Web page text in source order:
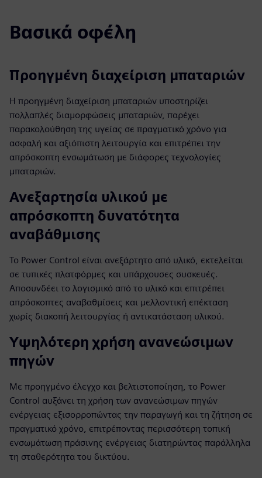
Βασικά οφέλη
Προηγμένη διαχείριση μπαταριών
Η προηγμένη διαχείριση μπαταριών υποστηρίζει
πολλαπλές διαμορφώσεις μπαταριών, παρέχει
παρακολούθηση της υγείας σε πραγματικό χρόνο για
ασφαλή και αξιόπιστη λειτουργία και επιτρέπει την
απρόσκοπτη ενσωμάτωση με διάφορες τεχνολογίες
μπαταριών.
Ανεξαρτησία υλικού με
απρόσκοπτη δυνατότητα
αναβάθμισης
Το Power Control είναι ανεξάρτητο από υλικό, εκτελείται
σε τυπικές πλατφόρμες και υπάρχουσες συσκευές.
Αποσυνδέει το λογισμικό από το υλικό και επιτρέπει
απρόσκοπτες αναβαθμίσεις και μελλοντική επέκταση
χωρίς διακοπή λειτουργίας ή αντικατάσταση υλικού.
Υψηλότερη χρήση ανανεώσιμων
πηγών
Με προηγμένο έλεγχο και βελτιστοποίηση, το Power
Control αυξάνει τη χρήση των ανανεώσιμων πηγών
ενέργειας εξισορροπώντας την παραγωγή και τη ζήτηση σε
πραγματικό χρόνο, επιτρέποντας περισσότερη τοπική
ενσωμάτωση πράσινης ενέργειας διατηρώντας παράλληλα
τη σταθερότητα του δικτύου.